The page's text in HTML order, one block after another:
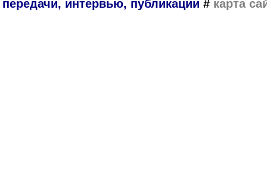
передачи, интервью, публикации # карта